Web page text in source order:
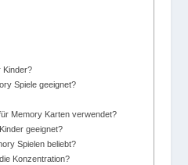
Kinder?
Spiele geeignet?
Memory Karten verwendet?
geeignet?
Spielen beliebt?
Konzentration?